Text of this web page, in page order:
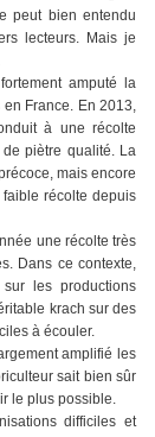
peut bien entendu
lecteurs. Mais je
amputé la
France. En 2013,
à une récolte
piètre qualité. La
mais encore
récolte depuis
une récolte très
Dans ce contexte,
les productions
krach sur des
à écouler.
amplifié les
sait bien sûr
le plus possible.
difficiles et